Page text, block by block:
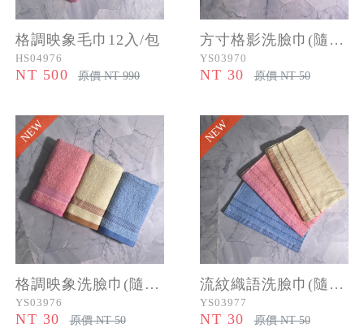
格調映象毛巾12入/包
HS04976
NT 500 原價 NT 990
方寸格影洗臉巾(隨機色)
YS03970
NT 30 原價 NT 50
NEW
格調映象洗臉巾(隨機色)
YS03976
NT 30 原價 NT 50
NEW
流紋織語洗臉巾(隨機色)
YS03977
NT 30 原價 NT 50